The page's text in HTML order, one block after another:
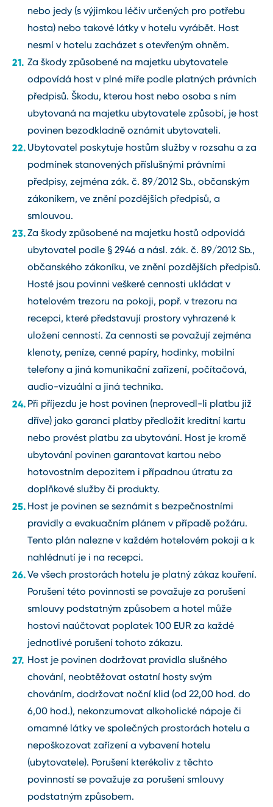
nebo jedy (s výjimkou léčiv určených pro potřebu
hosta) nebo takové látky v hotelu vyrábět. Host
nesmí v hotelu zacházet s otevřeným ohněm.
Za škody způsobené na majetku ubytovatele
odpovídá host v plné míře podle platných právních
předpisů. Škodu, kterou host nebo osoba s ním
ubytovaná na majetku ubytovatele způsobí, je host
povinen bezodkladně oznámit ubytovateli.
Ubytovatel poskytuje hostům služby v rozsahu a za
podmínek stanovených příslušnými právními
předpisy, zejména zák. č. 89/2012 Sb., občanským
zákoníkem, ve znění pozdějších předpisů, a
smlouvou.
Za škody způsobené na majetku hostů odpovídá
ubytovatel podle § 2946 a násl. zák. č. 89/2012 Sb.,
občanského zákoníku, ve znění pozdějších předpisů.
Hosté jsou povinni veškeré cennosti ukládat v
hotelovém trezoru na pokoji, popř. v trezoru na
recepci, které představují prostory vyhrazené k
uložení cenností. Za cennosti se považují zejména
klenoty, peníze, cenné papíry, hodinky, mobilní
telefony a jiná komunikační zařízení, počítačová,
audio-vizuální a jiná technika.
Při příjezdu je host povinen (neprovedl-li platbu již
dříve) jako garanci platby předložit kreditní kartu
nebo provést platbu za ubytování. Host je kromě
ubytování povinen garantovat kartou nebo
hotovostním depozitem i případnou útratu za
doplňkové služby či produkty.
Host je povinen se seznámit s bezpečnostními
pravidly a evakuačním plánem v případě požáru.
Tento plán nalezne v každém hotelovém pokoji a k
nahlédnutí je i na recepci.
Ve všech prostorách hotelu je platný zákaz kouření.
Porušení této povinnosti se považuje za porušení
smlouvy podstatným způsobem a hotel může
hostovi naúčtovat poplatek 100 EUR za každé
jednotlivé porušení tohoto zákazu.
Host je povinen dodržovat pravidla slušného
chování, neobtěžovat ostatní hosty svým
chováním, dodržovat noční klid (od 22,00 hod. do
6,00 hod.), nekonzumovat alkoholické nápoje či
omamné látky ve společných prostorách hotelu a
nepoškozovat zařízení a vybavení hotelu
(ubytovatele). Porušení kterékoliv z těchto
povinností se považuje za porušení smlouvy
podstatným způsobem.